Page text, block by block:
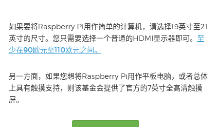
如果要将Raspberry Pi用作简单的计算机，请选择19英寸至21
英寸的尺寸。您只需要选择一个普通的HDMI显示器即可。 至
少在90欧元至110欧元之间。
另一方面，如果您想将Raspberry Pi用作平板电脑，或者总体
上具有触摸支持，则该基金会提供了官方的7英寸全高清触摸
屏。